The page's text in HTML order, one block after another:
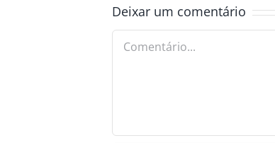
Deixar um comentário
Comentário